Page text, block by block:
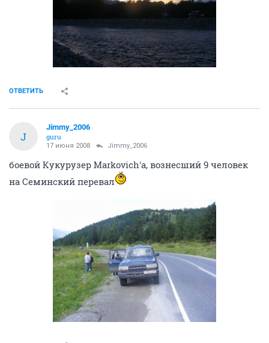
ОТВЕТИТЬ
J
Jimmy_2006
guru
17 июня 2008 Jimmy_2006
боевой Кукурузер Markovich'а, вознесший 9 человек
на Семинский перевал